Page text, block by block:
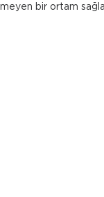
bir ortam